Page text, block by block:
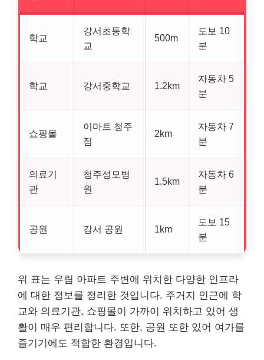
학교
강서초등학
교
500m
도보 10
분
학교 강서중학교 1.2km
자동차 5
분
쇼핑몰
이마트 청주
점
2km
자동차 7
분
의료기
관
청주성모병
원
1.5km
자동차 6
분
공원 강서 공원 1km
도보 15
분
위 표는 우림 아파트 주변에 위치한 다양한 인프라
에 대한 정보를 정리한 것입니다. 주거지 인근에 학
교와 의료기관, 쇼핑몰이 가까이 위치하고 있어 생
활이 매우 편리합니다. 또한, 공원 또한 있어 여가를
즐기기에도 적합한 환경입니다.